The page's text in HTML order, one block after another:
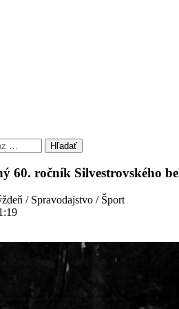
Hľadať
60. ročník Silvestrovského
/ Spravodajstvo / Šport